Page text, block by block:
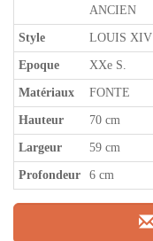
ANCIEN
Style LOUIS XIV
Epoque XXe S.
Matériaux FONTE
Hauteur 70 cm
Largeur 59 cm
Profondeur 6 cm